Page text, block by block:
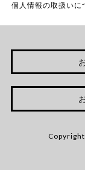
個人情報の取扱いに